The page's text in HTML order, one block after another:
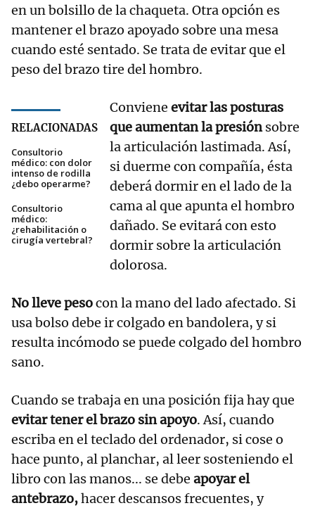
en un bolsillo de la chaqueta. Otra opción es
mantener el brazo apoyado sobre una mesa
cuando esté sentado. Se trata de evitar que el
peso del brazo tire del hombro.
RELACIONADAS
Consultorio
médico: con dolor
intenso de rodilla
¿debo operarme?
Consultorio
médico:
¿rehabilitación o
cirugía vertebral?
Conviene evitar las posturas
que aumentan la presiónsobre
la articulación lastimada. Así,
si duerme con compañía, ésta
deberá dormir en el lado de la
cama al que apunta el hombro
dañado. Se evitará con esto
dormir sobre la articulación
dolorosa.
No lleve pesocon la mano del lado afectado. Si
usa bolso debe ir colgado en bandolera, y si
resulta incómodo se puede colgado del hombro
sano.
Cuando se trabaja en una posición fija hay que
evitar tener el brazo sin apoyo. Así, cuando
escriba en el teclado del ordenador, si cose o
hace punto, al planchar, al leer sosteniendo el
libro con las manos... se debe apoyar el
antebrazo,hacer descansos frecuentes, y